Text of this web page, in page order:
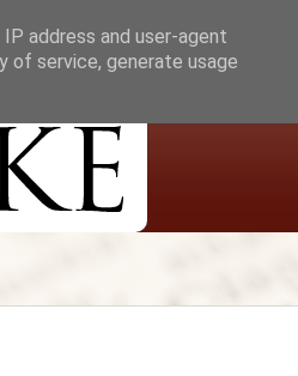
address and user-agent
of service, generate usage